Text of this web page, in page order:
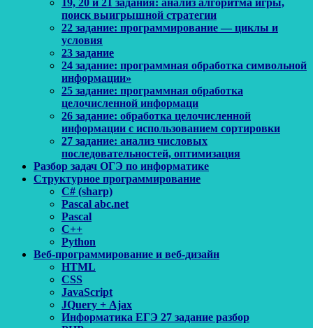
19, 20 и 21 задания: анализ алгоритма игры,
поиск выигрышной стратегии
22 задание: программирование — циклы и
условия
23 задание
24 задание: программная обработка символьной
информации»
25 задание: программная обработка
целочисленной информаци
26 задание: обработка целочисленной
информации с использованием сортировки
27 задание: анализ числовых
последовательностей, оптимизация
Разбор задач ОГЭ по информатике
Структурное программирование
C# (sharp)
Pascal abc.net
Pascal
С++
Python
Веб-программирование и веб-дизайн
HTML
CSS
JavaScript
JQuery + Ajax
Информатика ЕГЭ 27 задание разбор